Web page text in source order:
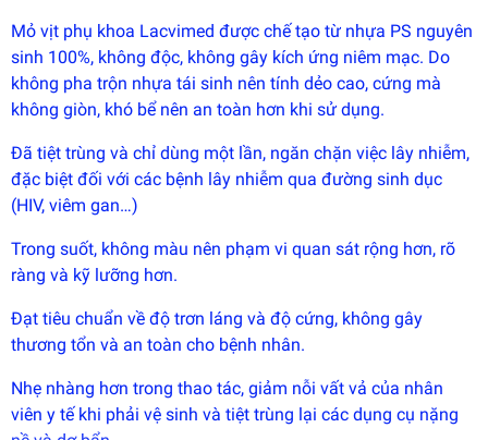
Mỏ vịt phụ khoa Lacvimed được chế tạo từ nhựa PS nguyên
sinh 100%, không độc, không gây kích ứng niêm mạc. Do
không pha trộn nhựa tái sinh nên tính dẻo cao, cứng mà
không giòn, khó bể nên an toàn hơn khi sử dụng.
Đã tiệt trùng và chỉ dùng một lần, ngăn chặn việc lây nhiễm,
đặc biệt đối với các bệnh lây nhiễm qua đường sinh dục
(HIV, viêm gan…)
Trong suốt, không màu nên phạm vi quan sát rộng hơn, rõ
ràng và kỹ lưỡng hơn.
Đạt tiêu chuẩn về độ trơn láng và độ cứng, không gây
thương tổn và an toàn cho bệnh nhân.
Nhẹ nhàng hơn trong thao tác, giảm nỗi vất vả của nhân
viên y tế khi phải vệ sinh và tiệt trùng lại các dụng cụ nặng
Đây là
pháp
triển
bởi
EGANY